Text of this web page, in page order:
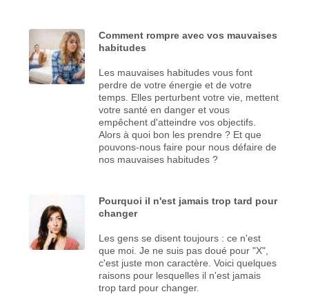
Comment rompre avec vos mauvaises
habitudes
Les mauvaises habitudes vous font
perdre de votre énergie et de votre
temps. Elles perturbent votre vie, mettent
votre santé en danger et vous
empêchent d'atteindre vos objectifs.
Alors à quoi bon les prendre ? Et que
pouvons-nous faire pour nous défaire de
nos mauvaises habitudes ?
Pourquoi il n'est jamais trop tard pour
changer
Les gens se disent toujours : ce n'est
que moi. Je ne suis pas doué pour "X",
c'est juste mon caractère. Voici quelques
raisons pour lesquelles il n'est jamais
trop tard pour changer.